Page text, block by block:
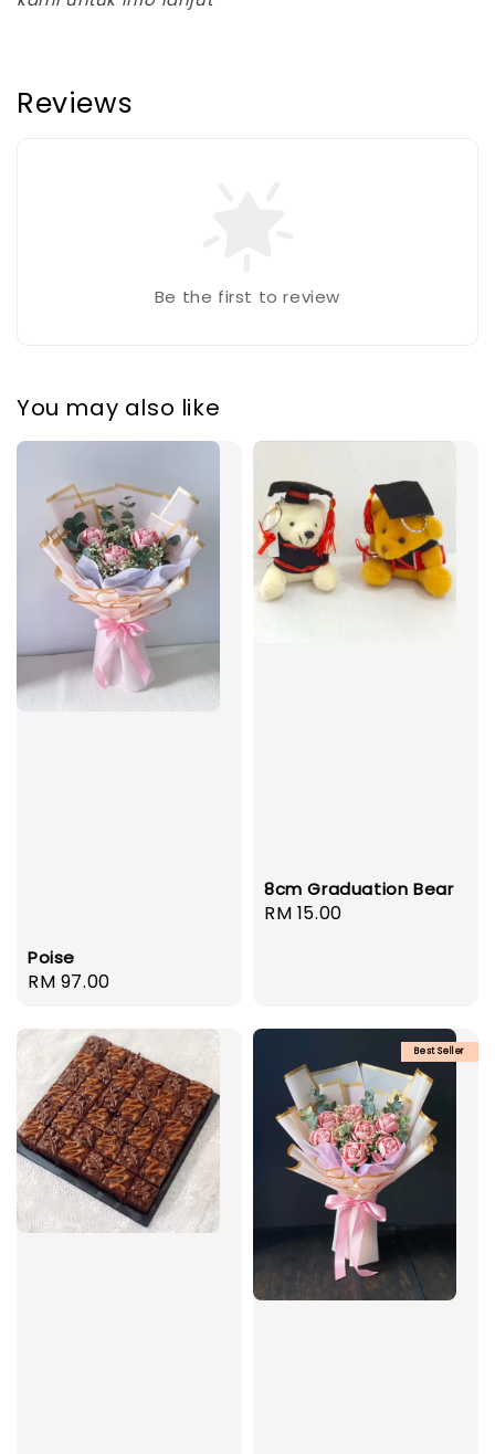
Reviews
Be the first to review
You may also like
Poise
Regular
RM 97.00
8cm Graduation Bear
Regular
RM 15.00
Best Seller